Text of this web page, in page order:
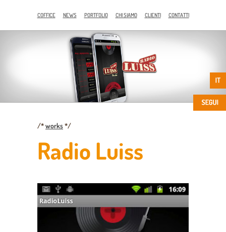
COFFICE NEWS PORTFOLIO CHI SIAMO CLIENTI CONTATTI
/*works*/
Radio Luiss